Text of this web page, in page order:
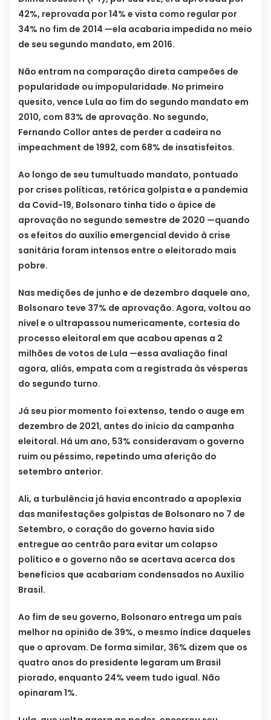
42%, reprovada por 14% e vista como regular por
34% no fim de 2014 —ela acabaria impedida no meio
de seu segundo mandato, em 2016.
Não entram na comparação direta campeões de
popularidade ou impopularidade. No primeiro
quesito, vence Lula ao fim do segundo mandato em
2010, com 83% de aprovação. No segundo,
Fernando Collor antes de perder a cadeira no
impeachment de 1992, com 68% de insatisfeitos.
Ao longo de seu tumultuado mandato, pontuado
por crises políticas, retórica golpista e a pandemia
da Covid-19, Bolsonaro tinha tido o ápice de
aprovação no segundo semestre de 2020 —quando
os efeitos do auxílio emergencial devido à crise
sanitária foram intensos entre o eleitorado mais
pobre.
Nas medições de junho e de dezembro daquele ano,
Bolsonaro teve 37% de aprovação. Agora, voltou ao
nível e o ultrapassou numericamente, cortesia do
processo eleitoral em que acabou apenas a 2
milhões de votos de Lula —essa avaliação final
agora, aliás, empata com a registrada às vésperas
do segundo turno.
Já seu pior momento foi extenso, tendo o auge em
dezembro de 2021, antes do início da campanha
eleitoral. Há um ano, 53% consideravam o governo
ruim ou péssimo, repetindo uma aferição do
setembro anterior.
Ali, a turbulência já havia encontrado a apoplexia
das manifestações golpistas de Bolsonaro no 7 de
Setembro, o coração do governo havia sido
entregue ao centrão para evitar um colapso
político e o governo não se acertava acerca dos
benefícios que acabariam condensados no Auxílio
Brasil.
Ao fim de seu governo, Bolsonaro entrega um país
melhor na opinião de 39%, o mesmo índice daqueles
que o aprovam. De forma similar, 36% dizem que os
quatro anos do presidente legaram um Brasil
piorado, enquanto 24% veem tudo igual. Não
opinaram 1%.